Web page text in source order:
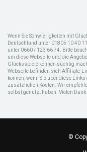
Wenn Sie Schwierigkeiten mit
Deutschland unter 01805 10 40
unter 0660 / 123 66 74. Bitte
um diese Webseite und die
Glücksspiele können süchtig
Webseite befinden sich Affiliate-
können, wenn Sie über diese
zusätzlichen Kosten. Wir
selbst genutzt haben. Vielen
©